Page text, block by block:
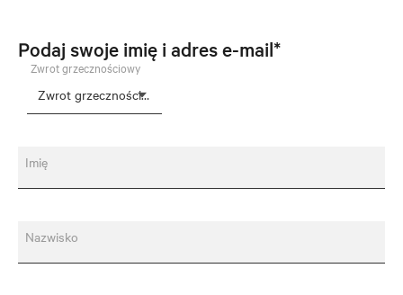
Podaj swoje imię i adres e-mail*
Zwrot grzecznościowy
Imię
Nazwisko